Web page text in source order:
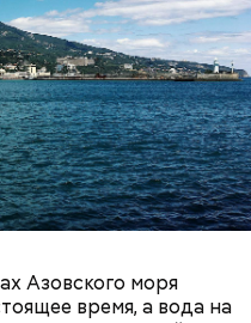
Азовского моря
время, а вода на
Феодосии, Алуште,
до 17 градусов
а в Евпатории —